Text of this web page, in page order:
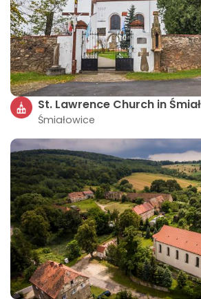
St. Lawrence Church in
Śmiałowice